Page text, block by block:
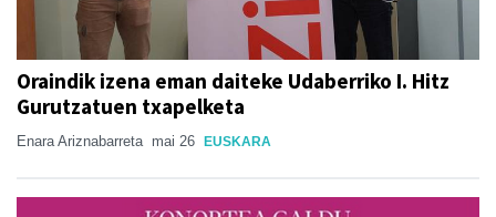
Oraindik izena eman daiteke Udaberriko I. Hitz
Gurutzatuen txapelketa
Enara Ariznabarreta mai 26 EUSKARA